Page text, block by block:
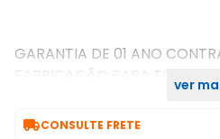
GARANTIA DE 01 ANO
FABRICAÇÃO PARA TODO O
ver
CONSULTE FRETE